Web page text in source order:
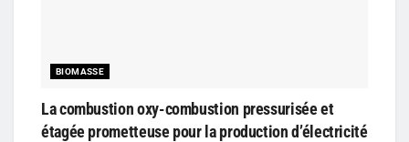
BIOMASSE
La combustion oxy-combustion pressurisée et
étagée prometteuse pour la production d’électricité